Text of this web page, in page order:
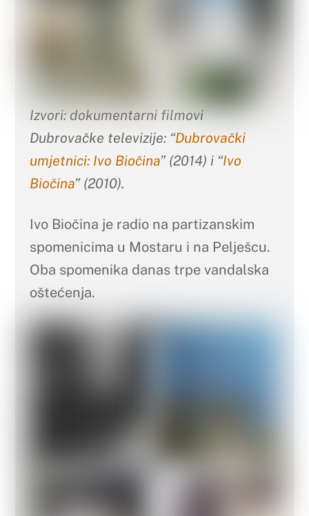
Izvori: dokumentarni filmovi
Dubrovačke televizije: “Dubrovački
umjetnici: Ivo Biočina” (2014) i “Ivo
Biočina” (2010).
Ivo Biočina je radio na partizanskim
spomenicima u Mostaru i na Pelješcu.
Oba spomenika danas trpe vandalska
oštećenja.